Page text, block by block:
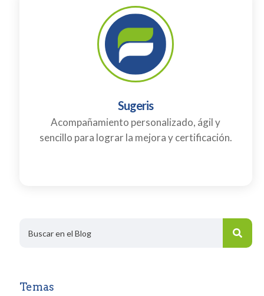
Sugeris
Acompañamiento personalizado, ágil y
sencillo para lograr la mejora y certificación.
Temas